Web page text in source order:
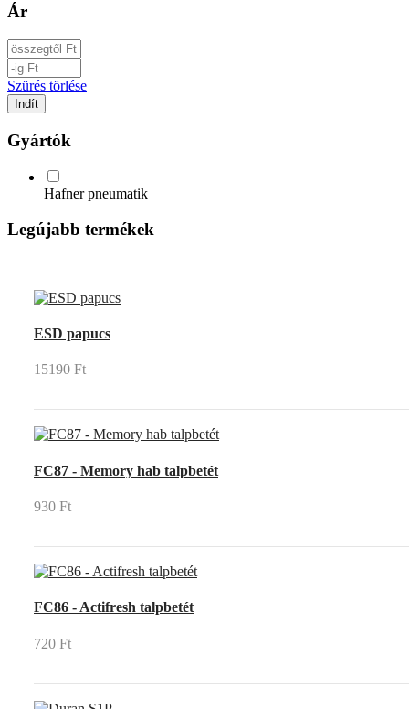
Ár
Szürés törlése
Gyártók
Hafner pneumatik
Legújabb termékek
ESD papucs
15190 Ft
FC87 - Memory hab talpbetét
930 Ft
FC86 - Actifresh talpbetét
720 Ft